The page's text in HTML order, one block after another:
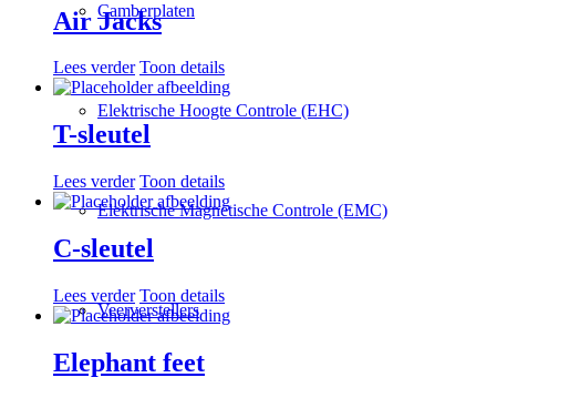
Camberplaten
Elektrische Hoogte Controle (EHC)
Elektrische Magnetische Controle (EMC)
Veerverstellers
Air Jacks
Lees verder Toon details
T-sleutel
Lees verder Toon details
C-sleutel
Lees verder Toon details
Elephant feet